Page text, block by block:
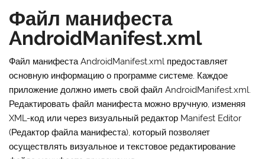
Файл манифеста
AndroidManifest.xml
Файл манифестаAndroidManifest.xml предоставляет
основную информацию о программе системе. Каждое
приложение должно иметь свой файлAndroidManifest.xml.
Редактировать файл манифеста можно вручную, изменяя
XML-код или через визуальный редактор Manifest Editor
(Редактор файла манифеста), который позволяет
осуществлять визуальное и текстовое редактирование